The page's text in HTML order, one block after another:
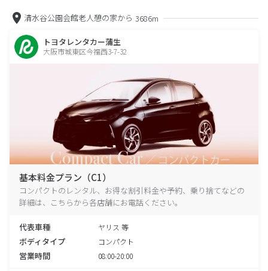
清水谷公園会館老人憩の家から 3686m
トヨタレンタカー蒲生
大阪市城東区今福西3-7-32
基本料金プラン（C1）
コンパクトのレンタル、お得な割引料金や予約、乗り捨てなどの
詳細は、こちらから各店舗にお電話ください。
代表車種 ヤリス 等
ボディタイプ コンパクト
営業時間 08:00-20:00